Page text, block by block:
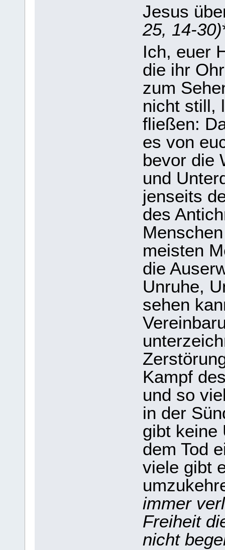
Jesus
25, 14-30)
Ich, euer
die ihr
zum
nicht still,
fließen:
es von
bevor die
und
jenseits
des
meisten
die
Unruhe,
sehen
Kampf
und so
in der
gibt keine
dem Tod
viele gibt
immer
Freiheit
nicht